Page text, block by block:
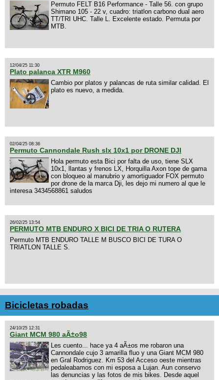
Permuto FELT B16 Performance - Talle 56. con grupo
Shimano 105 - 22 v, cuadro: triatlon carbono dual aero
TT/TRI UHC. Talle L. Excelente estado. Permuta por
MTB.
12/04/25 11:30
Plato palanca XTR M960
Cambio por platos y palancas de ruta similar calidad. El
plato es nuevo, a medida.
02/04/25 08:36
Permuto Cannondale Rush slx 10x1 por DRONE DJI
Hola permuto esta Bici por falta de uso, tiene SLX
10x1, llantas y frenos LX, Horquilla Axon tope de gama
con bloqueo al manubrio y amortiguador FOX permuto
por drone de la marca Dji, les dejo mi numero al que le
interesa 3434568861 saludos
26/02/25 13:54
PERMUTO MTB ENDURO X BICI DE TRIA O RUTERA
Permuto MTB ENDURO TALLE M BUSCO BICI DE TURA O
TRIATLON TALLE S.
Bicicletas robadas
24/10/25 12:31
Giant MCM 980 aÃ±o98
Les cuento... hace ya 4 aÃ±os me robaron una
Cannondale cujo 3 amarilla fluo y una Giant MCM 980
en Gral Rodriguez. Km 53 del Acceso oeste mientras
pedaleabamos con mi esposa a Lujan. Aun conservo
las denuncias y las fotos de mis bikes. Desde aquel